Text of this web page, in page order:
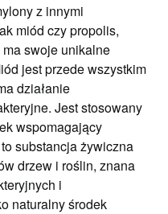
z innymi
miód czy propolis,
swoje unikalne
jest przede wszystkim
działanie
Jest stosowany
wspomagający
substancja żywiczna
drzew i roślin, znana
i
naturalny środek